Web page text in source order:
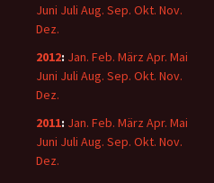
Juni Juli Aug. Sep. Okt. Nov.
Dez.
2012: Jan. Feb. März Apr. Mai
Juni Juli Aug. Sep. Okt. Nov.
Dez.
2011: Jan. Feb. März Apr. Mai
Juni Juli Aug. Sep. Okt. Nov.
Dez.